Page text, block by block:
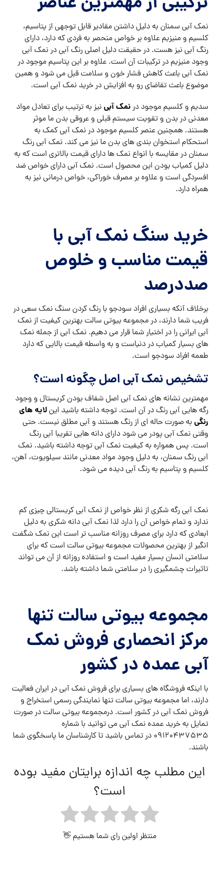
نمک آبی سمنان به دلیل داشتن مقادیر قابل توجهی از پتاسیم،
کلسیم و منیزیم علاوه بر خواص منحصر به فردی که دارد، دارای
رنگ آبی نیز هست. در حقیقت دلیل اصلی رنگ آبی در نمک آبی
وجود منیزیم در ترکیبات آن است. علاوه بر این پتاسیم موجود در
نمک آبی باعث کاهش فشار خون و سلامت قبل می شود و همین
موضوع باعث تقاضای رو به افزایش در خرید نمک آبی است.
سدیم و کلسیم موجود درنمک آبی نیز به ترتیب برای تعادل مواد
معدنی در بدن و تقویت سیستم قبلی و عروقی بدن ما موثر
هستند. همچنین عنصر کلسیم موجود در نمک آبی کمک به
استحکام استخوان بندی های بدن ما نیز می کند. نمک آبی رنگ
سمنان در مقایسه با انواع نمک ها دارای قیمت بالاتری است که به
دلیل کمیاب بودن این محصول است. نمک آبی دارای خواص ضد
افسردگی است و علاوه بر مصرف خوراکی، خواص درمانی نیز به
همراه دارد.
خرید سنگ نمک آبی با
قیمت مناسب و خلوص
صددرصد
برخلاف آنکه بسیاری افراد سودجو با رنگ کردن سنگ نمک سعی در
فریب شما دارند، در مجموعه بیوتی سالت بهترین کیفیت از نمک
آبی ایرانی را در اختیار شما قرار می دهیم. نمک آبی از جمله نمک
های بسیار کمیاب در دنیاست و به واسطه قیمت بالایی که دارد
طعمه افراد سودجو است.
تشخیص نمک آبی اصل چگونه است؟
مهمترین نشانه های نمک آبی اصل شفاف بودن کریستال و وجود
رگه هایی آبی رنگ در آن است. توجه داشته باشید اینلایه های
رنگی به صورت حاله ای از رنگ هستند و آبی مطلق نیست. حتی
وقتی نمک آبی پودر می شود دارای دانه هایی تقریبا آبی رنگ
است. پس همواره به کیفیت نمک آبی توجه داشته باشید. نمک
آبی رنگ سمنان، به دلیل وجود مواد معدنی مانند سیلویوت، آهن،
کلسیم و پتاسیم به رنگ آبی دیده می شود.
نمک آبی رگه شکری از نظر خواص از نمک آبی کریستالی چیزی کم
ندارد و تمام خواص آن را دارد لذا نمک آبی دانه شکری به دلیل
ابعادی که دارد برای مصرف روزانه مناسب تر است این نمک شگفت
انگیر از بهترین محصولات مجموعه بیوتی سالت است که برای
سلامتی انسان بسیار مفید است و استفاده روزانه از آن می تواند
تاثیرات چشمگیری را در سلامتی شما داشته باشد.
مجموعه بیوتی سالت تنها
مرکز انحصاری فروش نمک
آبی عمده در کشور
با اینکه فروشگاه های بسیاری برای فروش نمک آبی در ایران فعالیت
دارند، اما مجموعه بیوتی سالت تنها نمایندگی رسمی استخراج و
فروش نمک آبی در کشور است. درمجموعه بیوتی سالت در صورت
تمایل به خرید عمده نمک آبی می توانید با شماره
09120437535 در تماس باشید تا کارشناسان ما پاسخگوی شما
باشند.
این مطلب چه اندازه برایتان مفید بوده
است؟
منتظر اولین رای شما هستیم 👋